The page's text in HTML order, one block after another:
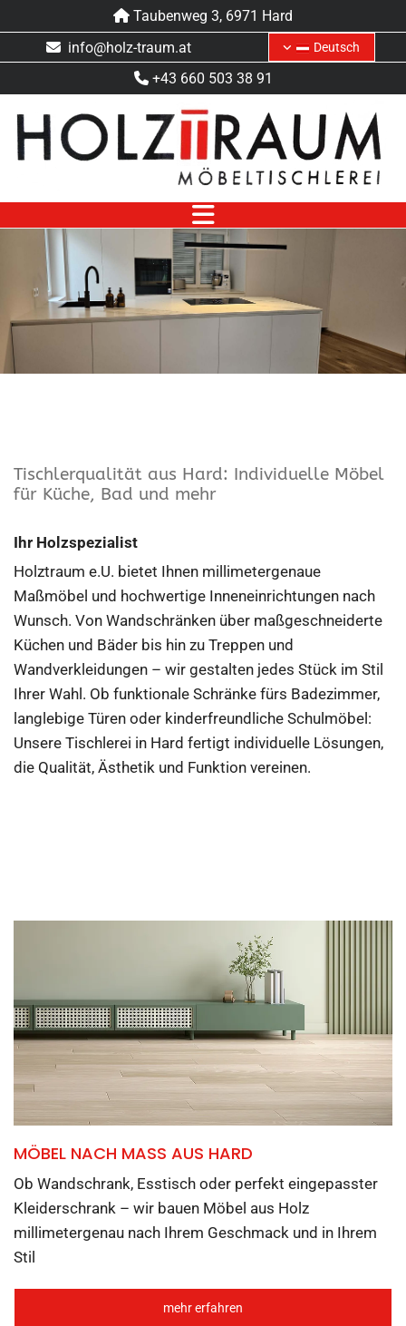
 Taubenweg 3, 6971 Hard
 info@holz-traum.at Deutsch
 +43 660 503 38 91
Tischlerqualität aus Hard: Individuelle Möbel
für Küche, Bad und mehr
Ihr Holzspezialist
Holztraum e.U. bietet Ihnen millimetergenaue
Maßmöbel und hochwertige Inneneinrichtungen nach
Wunsch. Von Wandschränken über maßgeschneiderte
Küchen und Bäder bis hin zu Treppen und
Wandverkleidungen – wir gestalten jedes Stück im Stil
Ihrer Wahl. Ob funktionale Schränke fürs Badezimmer,
langlebige Türen oder kinderfreundliche Schulmöbel:
Unsere Tischlerei in Hard fertigt individuelle Lösungen,
die Qualität, Ästhetik und Funktion vereinen.
MÖBEL NACH MASS AUS HARD
Ob Wandschrank, Esstisch oder perfekt eingepasster
Kleiderschrank – wir bauen Möbel aus Holz
millimetergenau nach Ihrem Geschmack und in Ihrem
Stil
mehr erfahren